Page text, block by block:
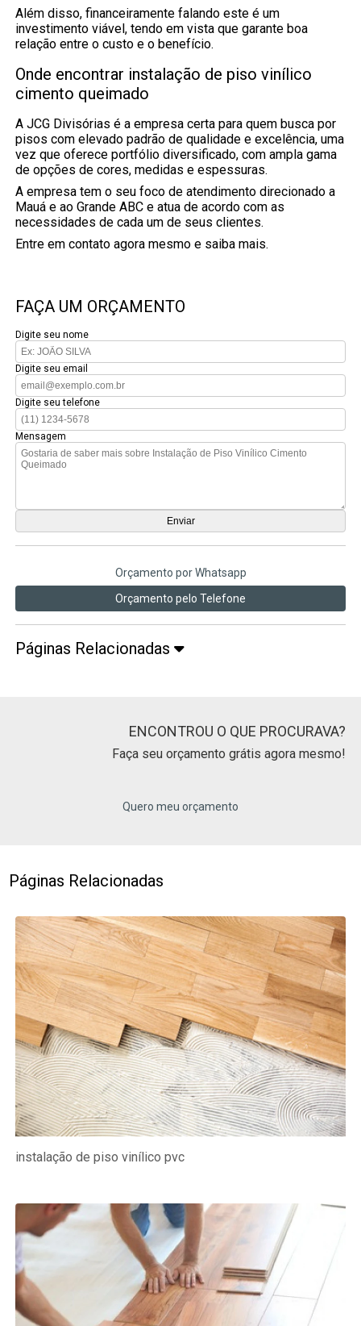
Além disso, financeiramente falando este é um
investimento viável, tendo em vista que garante boa
relação entre o custo e o benefício.
Onde encontrar instalação de piso vinílico
cimento queimado
A JCG Divisórias é a empresa certa para quem busca por
pisos com elevado padrão de qualidade e excelência, uma
vez que oferece portfólio diversificado, com ampla gama
de opções de cores, medidas e espessuras.
A empresa tem o seu foco de atendimento direcionado a
Mauá e ao Grande ABC e atua de acordo com as
necessidades de cada um de seus clientes.
Entre em contato agora mesmo e saiba mais.
FAÇA UM ORÇAMENTO
Digite seu nome
Digite seu email
Digite seu telefone
Mensagem
Orçamento por Whatsapp
Orçamento pelo Telefone
Páginas Relacionadas
ENCONTROU O QUE PROCURAVA?
Faça seu orçamento grátis agora mesmo!
Quero meu orçamento
Páginas Relacionadas
instalação de piso vinílico pvc